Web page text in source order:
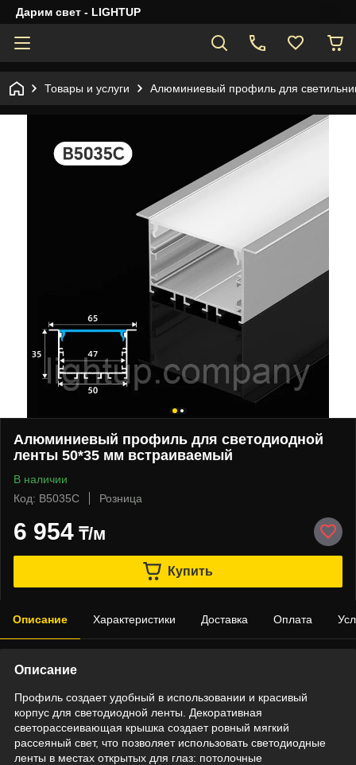
Дарим свет - LIGHTUP
Товары и услуги Алюминиевый профиль для
Алюминиевый профиль для светодиодной
ленты 50*35 мм встраиваемый
В наличии
Код: В5035С
Розница
6 954 ₸/м
Купить
Описание Характеристики Доставка Оплата
Описание
Профиль создает удобный в использовании и красивый
корпус для светодиодной ленты. Декоративная
светорассеивающая крышка создает ровный мягкий
рассеяный свет, что позволяет использовать светодиодные
ленты в местах открытых для глаз: потолочные